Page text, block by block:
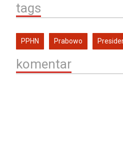
tags
PPHN Prabowo
komentar